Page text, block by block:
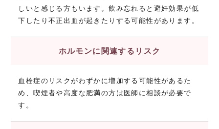
しいと感じる方もいます。飲み忘れると避妊効果が低
下したり不正出血が起きたりする可能性があります。
ホルモンに関連するリスク
血栓症のリスクがわずかに増加する可能性があるた
め、喫煙者や高度な肥満の方は医師に相談が必要で
す。